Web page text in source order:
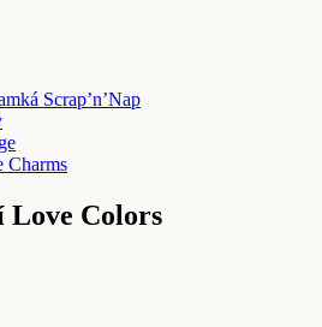
Scrap’n’Nap
Charms
Love Colors